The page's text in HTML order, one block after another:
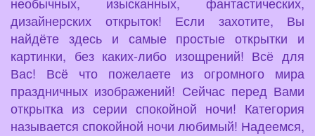
дизайнерских открыток! Если захотите, Вы
найдёте здесь и самые простые открытки и
картинки, без каких-либо изощрений! Всё для
Вас! Всё что пожелаете из огромного мира
праздничных изображений! Сейчас перед Вами
открытка из серии спокойной ночи! Категория
называется спокойной ночи любимый! Надеемся,